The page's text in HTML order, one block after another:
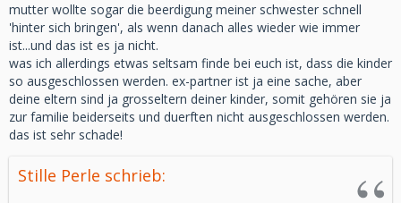
mutter wollte sogar die beerdigung meiner schwester schnell
'hinter sich bringen', als wenn danach alles wieder wie immer
ist...und das ist es ja nicht.
was ich allerdings etwas seltsam finde bei euch ist, dass die kinder
so ausgeschlossen werden. ex-partner ist ja eine sache, aber
deine eltern sind ja grosseltern deiner kinder, somit gehören sie ja
zur familie beiderseits und duerften nicht ausgeschlossen werden.
das ist sehr schade!
Stille Perle schrieb: